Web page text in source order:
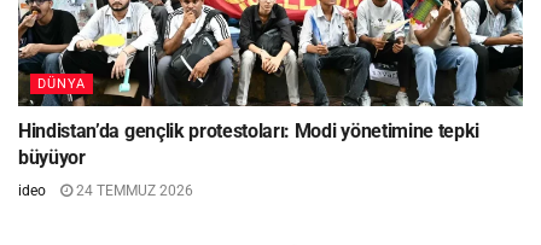
DÜNYA
Hindistan’da gençlik protestoları: Modi yönetimine tepki
büyüyor
ideo 24 TEMMUZ 2026